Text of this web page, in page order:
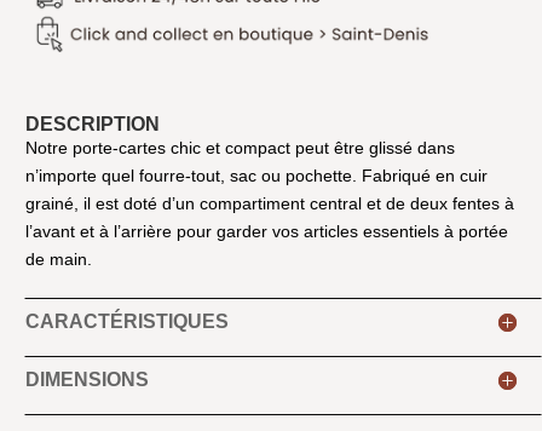
DESCRIPTION
Notre porte-cartes chic et compact peut être glissé dans
n’importe quel fourre-tout, sac ou pochette. Fabriqué en cuir
grainé, il est doté d’un compartiment central et de deux fentes à
l’avant et à l’arrière pour garder vos articles essentiels à portée
de main.
CARACTÉRISTIQUES
DIMENSIONS